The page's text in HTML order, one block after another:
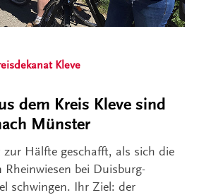
Kleve
dem Kreis Kleve sind
Münster
zur Hälfte geschafft, als sich die
Rheinwiesen bei Duisburg-
schwingen. Ihr Ziel: der